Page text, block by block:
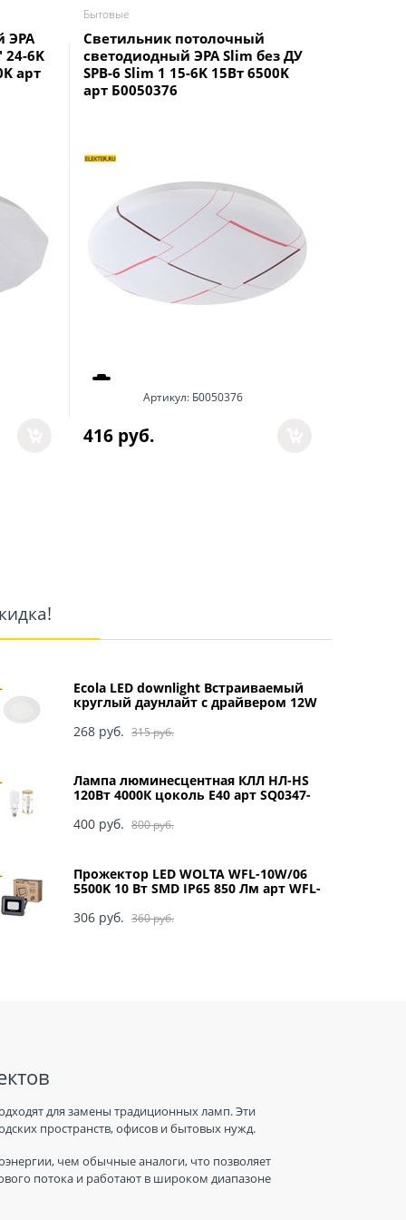
ЭРА
24-6K
арт
Бытовые
Светильник потолочный
светодиодный ЭРА Slim без ДУ
SPB-6 Slim 1 15-6K 15Вт 6500K
арт Б0050376
Артикул: Б0050376
416 руб.
Ecola LED downlight Встраиваемый
круглый даунлайт с драйвером 12W
315 руб.
268 руб.
Лампа люминесцентная КЛЛ НЛ-HS
120Вт 4000К цоколь Е40 арт SQ0347-
800 руб.
400 руб.
Прожектор LED WOLTA WFL-10W/06
5500K 10 Вт SMD IP65 850 Лм арт WFL-
360 руб.
306 руб.
для замены традиционных ламп. Эти
пространств, офисов и бытовых нужд.
чем обычные аналоги, что позволяет
потока и работают в широком диапазоне